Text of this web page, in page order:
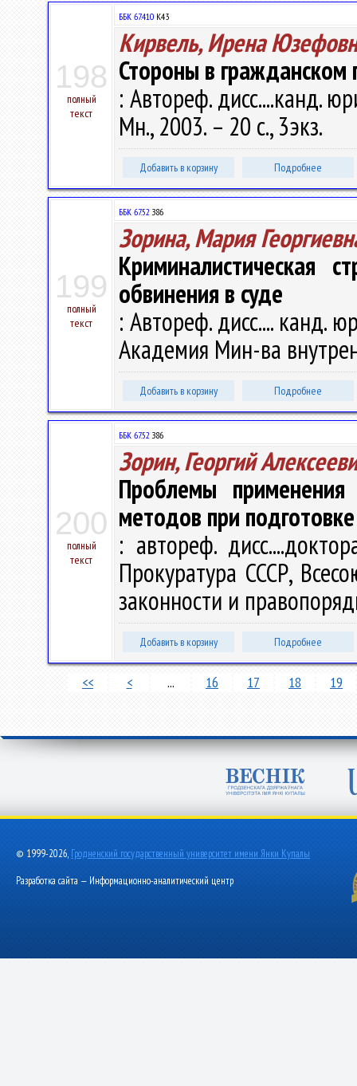
198
полный
текст
ББК 67.410 К43
Кирвель, Ирена
Стороны в гражданском
: Автореф. дисс....канд.
Мн., 2003. – 20 с., 3экз.
Добавить в корзину Подробнее
199
полный
текст
ББК 67.52 З86
Зорина, Мария
Криминалистическая
обвинения в суде
: Автореф. дисс.... канд.
Академия Мин-ва
Добавить в корзину Подробнее
200
полный
текст
ББК 67.52 З86
Зорин, Георгий
Проблемы применения
методов при
: автореф.
Прокуратура СССР,
законности и
Добавить в корзину Подробнее
<< < ... 16 17 18 19
© 1999-2026, Гродненский государственный университет имени Янки Купалы
Разработка сайта — Информационно-аналитический центр